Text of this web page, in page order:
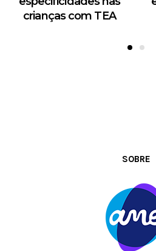
crianças com TEA
SOBRE